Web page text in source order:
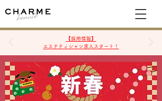
【採用情報】
エステティシャン求人スタート！